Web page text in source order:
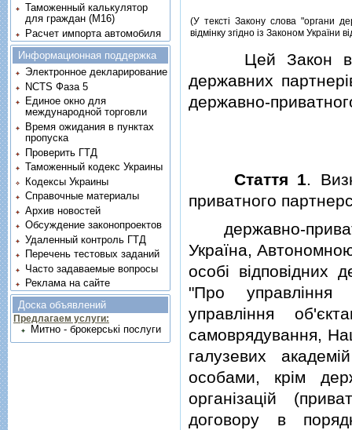
(У текстi Закону слова "органи
вiдмiнку згiдно iз Законом України
Цей Закон
державних
державно-
Стаття 1.
приватного
державно-
Україна,
особi вiдповiдних
"Про управлiння
управлiння
самоврядування,
галузевих
особами, крiм
органiзацiй
договору в
Таможенный калькулятор
для граждан (M16)
Расчет импорта автомобиля
Информационная поддержка
Электронное декларирование
NCTS Фаза 5
Единое окно для
международной торговли
Время ожидания в пунктах
пропуска
Проверить ГТД
Таможенный кодекс Украины
Кодексы Украины
Справочные материалы
Архив новостей
Обсуждение законопроектов
Удаленный контроль ГТД
Перечень тестовых заданий
Часто задаваемые вопросы
Реклама на сайте
Доска объявлений
Предлагаем услуги:
Митно - брокерські послуги